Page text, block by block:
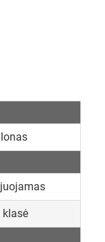
klasė